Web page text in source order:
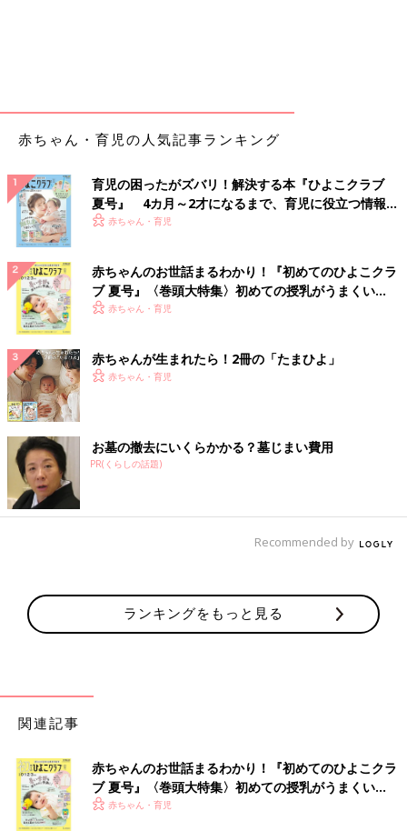
赤ちゃん・育児の人気記事ランキング
育児の困ったがズバリ！解決する本『ひよこクラブ
夏号』 4カ月～2才になるまで、育児に役立つ情報が
いっぱい！
赤ちゃん・育児
赤ちゃんのお世話まるわかり！『初めてのひよこクラ
ブ 夏号』〈巻頭大特集〉初めての授乳がうまくい
く！ おっぱい・ミルクの基本と夏のトラブル 解決テ
赤ちゃん・育児
赤ちゃんが生まれたら！2冊の「たまひよ」
赤ちゃん・育児
お墓の撤去にいくらかかる？墓じまい費用
PR(くらしの話題)
Recommended by
ランキングをもっと見る
関連記事
赤ちゃんのお世話まるわかり！『初めてのひよこクラ
ブ 夏号』〈巻頭大特集〉初めての授乳がうまくい
く！ おっぱい・ミルクの基本と夏のトラブル 解決テ
赤ちゃん・育児